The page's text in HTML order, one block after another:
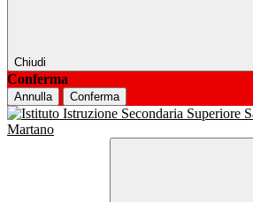
Chiudi
Conferma
Annulla Conferma